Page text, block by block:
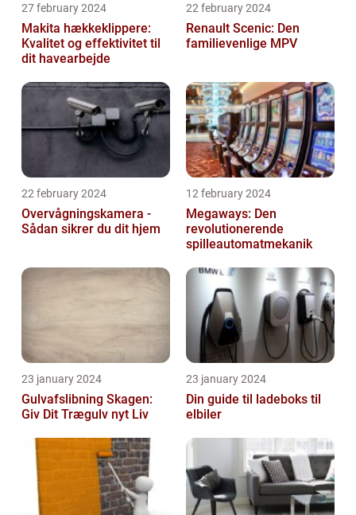
27 february 2024
Makita hækkeklippere:
Kvalitet og effektivitet til
dit havearbejde
22 february 2024
Renault Scenic: Den
familievenlige MPV
22 february 2024
Overvågningskamera -
Sådan sikrer du dit hjem
12 february 2024
Megaways: Den
revolutionerende
spilleautomatmekanik
23 january 2024
Gulvafslibning Skagen:
Giv Dit Trægulv nyt Liv
23 january 2024
Din guide til ladeboks til
elbiler